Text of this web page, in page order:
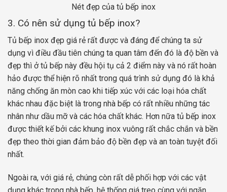
Nét đẹp của tủ bếp inox
3. Có nên sử dụng tủ bếp inox?
Tủ bếp inox đẹp giá rẻ rất được và đáng để chúng ta sử
dụng vì điều đầu tiên chúng ta quan tâm đến đó là độ bền và
đẹp thì ở tủ bếp này đều hội tụ cả 2 điểm này và nó rất hoàn
hảo được thể hiện rõ nhất trong quá trình sử dụng đó là khả
năng chống ăn mòn cao khi tiếp xúc với các loại hóa chất
khác nhau đặc biệt là trong nhà bếp có rất nhiều những tác
nhân như dầu mỡ và các hóa chất khác. Hơn nữa tủ bếp inox
được thiết kế bởi các khung inox vuông rất chắc chắn và bền
đẹp theo thời gian đảm bảo độ bền đẹp và an toàn tuyệt đối
nhất.
Ngoài ra, với giá rẻ, chúng còn rất dễ phối hợp với các vật